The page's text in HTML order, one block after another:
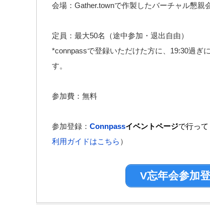
会場：Gather.townで作製したバーチャル懇親
定員：最大50名（途中参加・退出自由）
*connpassで登録いただけた方に、19:30過ぎ
す。
参加費：無料
参加登録： Connpassイベントページで行って
利用ガイドはこちら ）
V忘年会参加